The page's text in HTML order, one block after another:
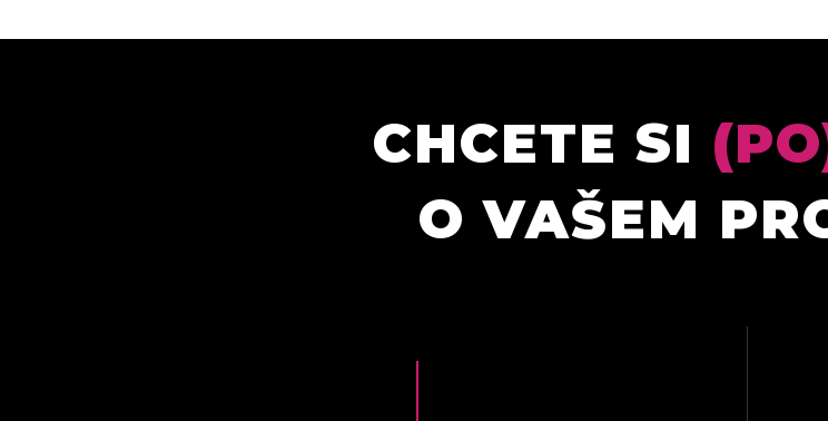
CHCETE SI
O VAŠEM